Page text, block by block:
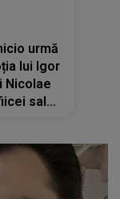
urmă
lui Igor
Nicolae
sale: